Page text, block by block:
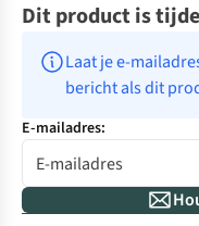
Dit product is
Laat je e-
bericht als dit
E-mailadres: